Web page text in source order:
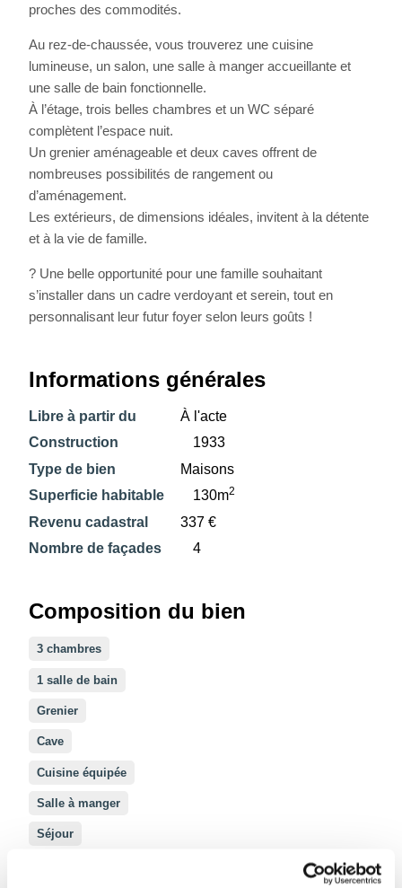
proches des commodités.
Au rez-de-chaussée, vous trouverez une cuisine
lumineuse, un salon, une salle à manger accueillante et
une salle de bain fonctionnelle.
À l’étage, trois belles chambres et un WC séparé
complètent l’espace nuit.
Un grenier aménageable et deux caves offrent de
nombreuses possibilités de rangement ou
d’aménagement.
Les extérieurs, de dimensions idéales, invitent à la détente
et à la vie de famille.
? Une belle opportunité pour une famille souhaitant
s’installer dans un cadre verdoyant et serein, tout en
personnalisant leur futur foyer selon leurs goûts !
Informations générales
Libre à partir du
À l'acte
Construction
1933
Type de bien
Maisons
Superficie habitable
130m2
Revenu cadastral
337 €
Nombre de façades
4
Composition du bien
3 chambres
1 salle de bain
Grenier
Cave
Cuisine équipée
Salle à manger
Séjour